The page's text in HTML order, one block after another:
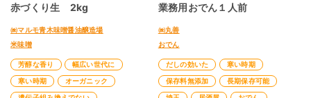
赤づくり生 2kg
㈱マルモ青木味噌醤油醸造場
米味噌
芳醇な香り
幅広い世代に
寒い時期
オーガニック
業務用おでん１人前
㈱丸善
おでん
だしの効いた
寒い時期
保存料無添加
長期保存可能